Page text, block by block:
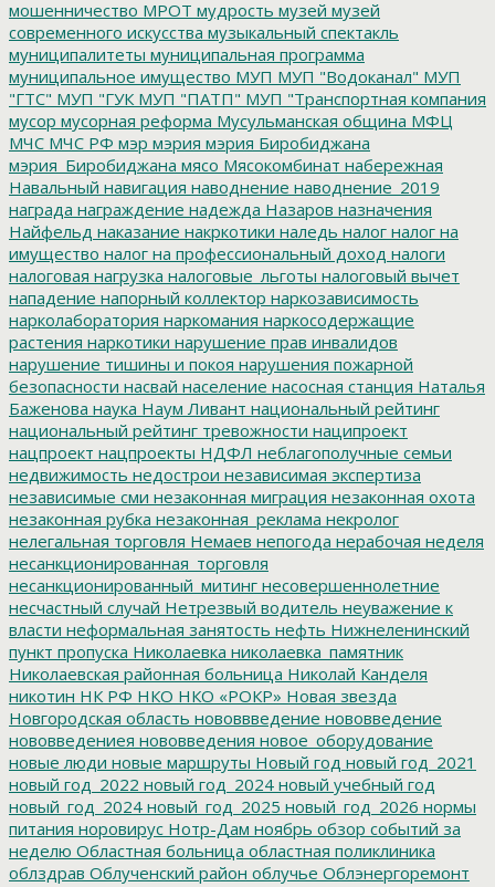
мошенничество МРОТ мудрость музей музей
современного искусства музыкальный спектакль
муниципалитеты муниципальная программа
муниципальное имущество МУП МУП "Водоканал" МУП
"ГТС" МУП "ГУК МУП "ПАТП" МУП "Транспортная компания
мусор мусорная реформа Мусульманская община МФЦ
МЧС МЧС РФ мэр мэрия мэрия Биробиджана
мэрия_Биробиджана мясо Мясокомбинат набережная
Навальный навигация наводнение наводнение_2019
награда награждение надежда Назаров назначения
Найфельд наказание накркотики наледь налог налог на
имущество налог на профессиональный доход налоги
налоговая нагрузка налоговые_льготы налоговый вычет
нападение напорный коллектор наркозависимость
нарколаборатория наркомания наркосодержащие
растения наркотики нарушение прав инвалидов
нарушение тишины и покоя нарушения пожарной
безопасности насвай население насосная станция Наталья
Баженова наука Наум Ливант национальный рейтинг
национальный рейтинг тревожности наципроект
нацпроект нацпроекты НДФЛ неблагополучные семьи
недвижимость недострои независимая экспертиза
независимые сми незаконная миграция незаконная охота
незаконная рубка незаконная_реклама некролог
нелегальная торговля Немаев непогода нерабочая неделя
несанкционированная_торговля
несанкционированный_митинг несовершеннолетние
несчастный случай Нетрезвый водитель неуважение к
власти неформальная занятость нефть Нижнеленинский
пункт пропуска Николаевка николаевка_памятник
Николаевская районная больница Николай Канделя
никотин НК РФ НКО НКО «РОКР» Новая звезда
Новгородская область нововвведение нововведение
нововведениея нововведения новое_оборудование
новые люди новые маршруты Новый год новый год_2021
новый год_2022 новый год_2024 новый учебный год
новый_год_2024 новый_год_2025 новый_год_2026 нормы
питания норовирус Нотр-Дам ноябрь обзор событий за
неделю Областная больница областная поликлиника
облздрав Облученский район облучье Облэнергоремонт